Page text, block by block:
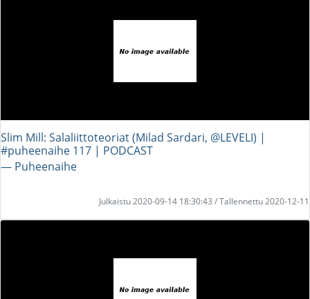
Slim Mill: Salaliittoteoriat (Milad Sardari, @LEVELI) |
#puheenaihe 117 | PODCAST
― Puheenaihe
Julkaistu 2020-09-14 18:30:43 / Tallennettu 2020-12-11